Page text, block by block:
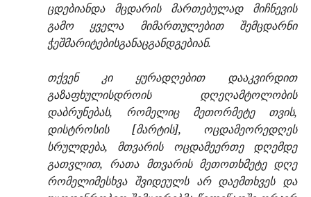
ცდებიანდა მცდარის მართებულად მიჩნევის
გამო ყველა მიმართულებით შემცდარნი
ჭეშმარიტებისგანაცგანდგებიან.
თქვენ კი ყურადღებით დააკვირდით
გაზაფხულისდროის დღეღამტოლობის
დაბრუნებას, რომელიც მეთორმეტე თვის,
დისტროსის [მარტის], ოცდამეორედღეს
სრულდება, მთვარის ოცდამეერთე დღემდე
გათვლით, რათა მთვარის მეთოთხმეტე დღე
რომელიმესხვა შვიდეულს არ დაემთხვეს და